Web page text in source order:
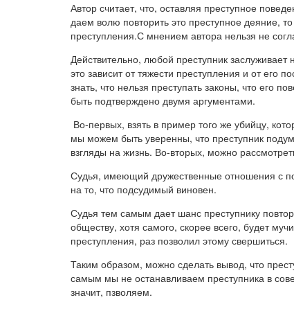
Автор считает, что, оставляя преступное
даем волю повторить это преступное деяние,
преступления.С мнением автора нельзя не
Действительно, любой преступник
это зависит от тяжести преступления и от
знать, что нельзя преступать законы, что его
быть подтверждено двумя аргументами.
Во-первых, взять в пример того же убийцу,
мы можем быть уверенны, что преступник
взгляды на жизнь. Во-вторых, можно
Судья, имеющий дружественные отношения с
на то, что подсудимый виновен.
Судья тем самым дает шанс преступнику
обществу, хотя самого, скорее всего, будет
преступления, раз позволил этому свершиться.
Таким образом, можно сделать вывод, что
самым мы не останавливаем преступника в
значит, пзволяем.